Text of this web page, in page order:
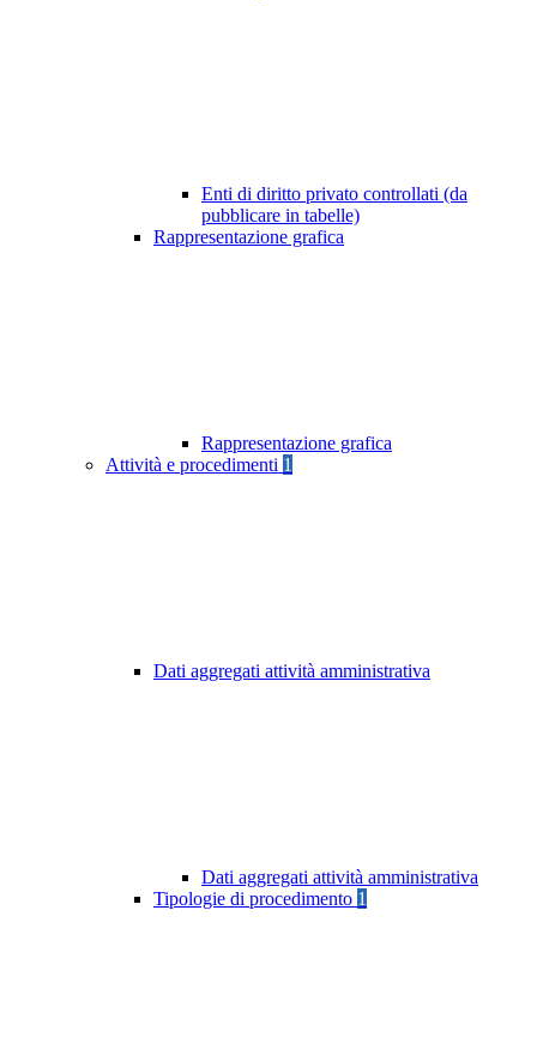
Enti di diritto privato controllati (da
pubblicare in tabelle)
Rappresentazione grafica
Rappresentazione grafica
Attività e procedimenti 1
Dati aggregati attività amministrativa
Dati aggregati attività amministrativa
Tipologie di procedimento 1